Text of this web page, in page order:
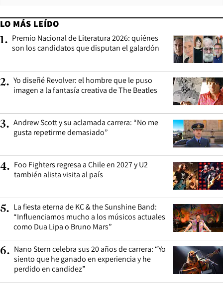
LO MÁS LEÍDO
1. Premio Nacional de Literatura 2026: quiénes
son los candidatos que disputan el galardón
2. Yo diseñé Revolver: el hombre que le puso
imagen a la fantasía creativa de The Beatles
3. Andrew Scott y su aclamada carrera: “No me
gusta repetirme demasiado”
4. Foo Fighters regresa a Chile en 2027 y U2
también alista visita al país
5. La fiesta eterna de KC & the Sunshine Band:
“Influenciamos mucho a los músicos actuales
como Dua Lipa o Bruno Mars”
6. Nano Stern celebra sus 20 años de carrera: “Yo
siento que he ganado en experiencia y he
perdido en candidez”